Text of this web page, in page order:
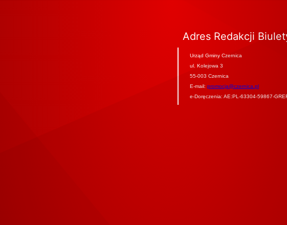
Adres Redakcji
Urząd Gminy Czernica
ul. Kolejowa 3
55-003 Czernica
E-mail: promocja@czernica.pl
e-Doręczenia: AE:PL-63304-59867-